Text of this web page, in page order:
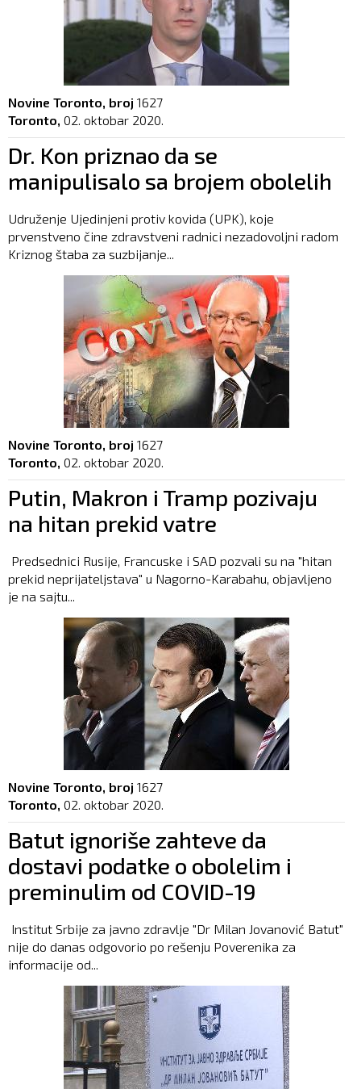
Novine Toronto, broj 1627
Toronto, 02. oktobar 2020.
Dr. Kon priznao da se
manipulisalo sa brojem obolelih
Udruženje Ujedinjeni protiv kovida (UPK), koje
prvenstveno čine zdravstveni radnici nezadovoljni radom
Kriznog štaba za suzbijanje...
Novine Toronto, broj 1627
Toronto, 02. oktobar 2020.
Putin, Makron i Tramp pozivaju
na hitan prekid vatre
Predsednici Rusije, Francuske i SAD pozvali su na "hitan
prekid neprijateljstava" u Nagorno-Karabahu, objavljeno
je na sajtu...
Novine Toronto, broj 1627
Toronto, 02. oktobar 2020.
Batut ignoriše zahteve da
dostavi podatke o obolelim i
preminulim od COVID-19
Institut Srbije za javno zdravlje "Dr Milan Jovanović Batut"
nije do danas odgovorio po rešenju Poverenika za
informacije od...